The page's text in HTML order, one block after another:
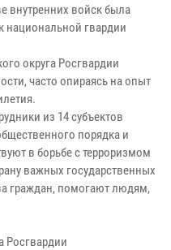
внутренних войск была
национальной гвардии
округа Росгвардии
часто опираясь на опыт
из 14 субъектов
порядка и
в борьбе с терроризмом
важных государственных
граждан, помогают людям,
Росгвардии